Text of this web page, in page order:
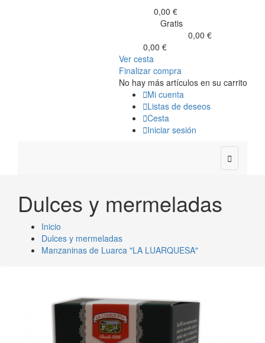
0,00 €
Gratis
0,00 €
0,00 €
Ver cesta
Finalizar compra
No hay más artículos en su carrito
Mi cuenta
Listas de deseos
Cesta
Iniciar sesión

Dulces y mermeladas
Inicio
Dulces y mermeladas
Manzaninas de Luarca "LA LUARQUESA"